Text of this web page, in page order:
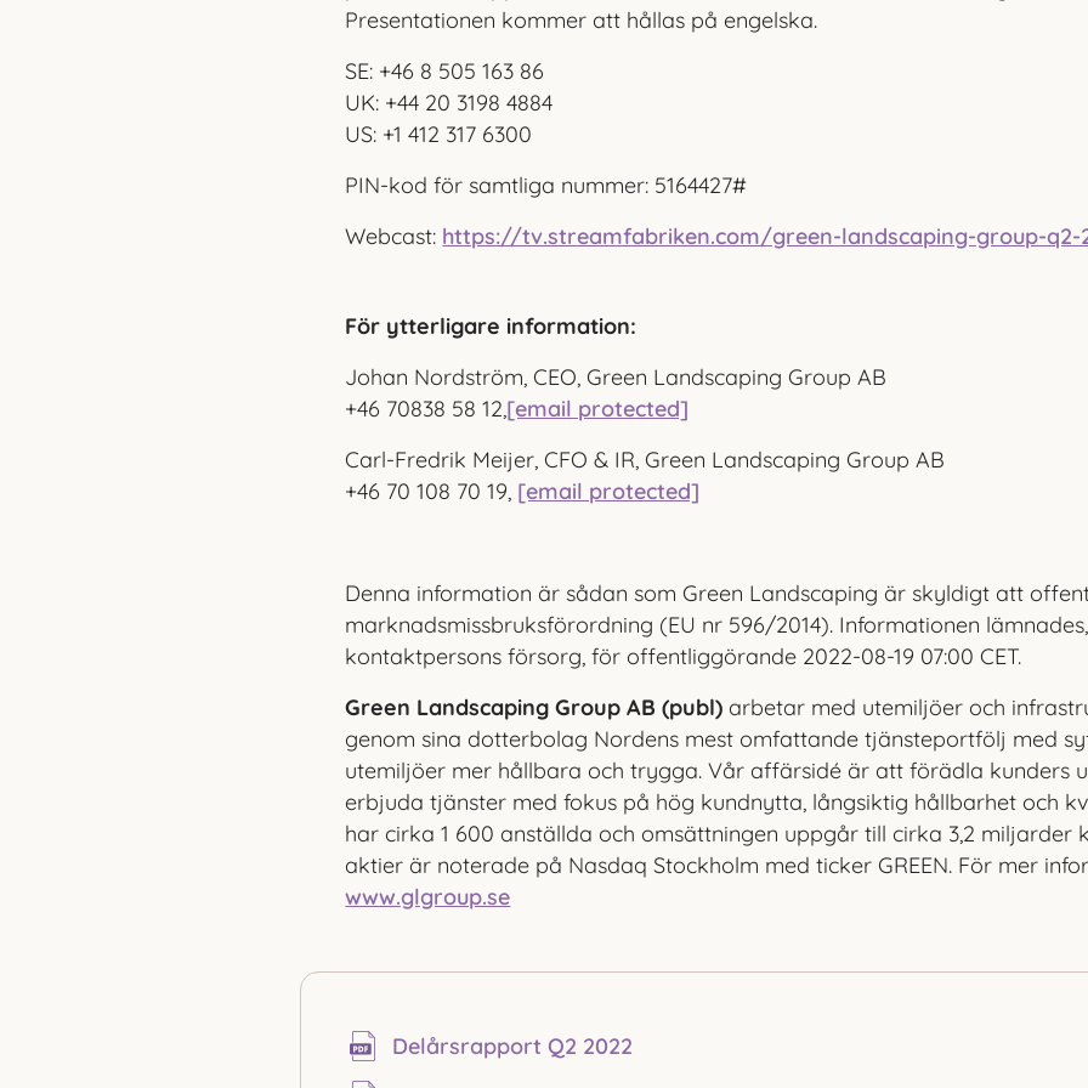
Presentationen kommer att hållas på engelska.
SE: +46 8 505 163 86
UK: +44 20 3198 4884
US: +1 412 317 6300
PIN-kod för samtliga nummer: 5164427#
Webcast: https://tv.streamfabriken.com/green-landscaping-group-q2-
För ytterligare information:
Johan Nordström, CEO, Green Landscaping Group AB
+46 70838 58 12,[email protected]
Carl-Fredrik Meijer, CFO & IR, Green Landscaping Group AB
+46 70 108 70 19, [email protected]
Denna information är sådan som Green Landscaping är skyldigt att
marknads­missbruksförordning (EU nr 596/2014). Informationen
kontaktpersons försorg, för offentliggörande 2022-08-19 07:00 CET.
Green Landscaping Group AB (publ) arbetar med utemiljöer och
genom sina dotterbolag Nordens mest omfattande tjänsteportfölj med
utemiljöer mer hållbara och trygga. Vår affärsidé är att förädla kunders
erbjuda tjänster med fokus på hög kundnytta, långsiktig hållbarhet och
har cirka 1 600 anställda och omsättningen uppgår till cirka 3,2 miljarder
aktier är noterade på Nasdaq Stockholm med ticker GREEN. För mer
www.glgroup.se
Delårs­rapport Q2 2022